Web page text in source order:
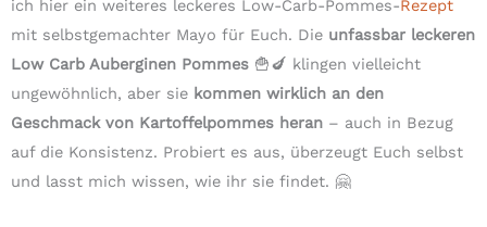
ich hier ein weiteres leckeres Low-Carb-Pommes-Rezept
mit selbstgemachter Mayo für Euch. Die unfassbar leckeren
Low Carb Auberginen Pommes 🍟🍆 klingen vielleicht
ungewöhnlich, aber sie kommen wirklich an den
Geschmack von Kartoffelpommes heran – auch in Bezug
auf die Konsistenz. Probiert es aus, überzeugt Euch selbst
und lasst mich wissen, wie ihr sie findet. 🤗